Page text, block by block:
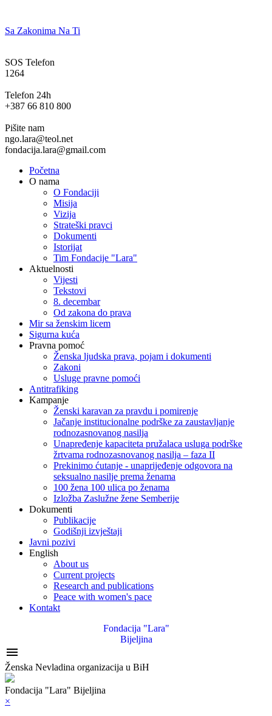
Sa Zakonima Na Ti
SOS Telefon
1264
Telefon 24h
+387 66 810 800
Pišite nam
ngo.lara@teol.net
fondacija.lara@gmail.com
Početna
O nama
O Fondaciji
Misija
Vizija
Strateški pravci
Dokumenti
Istorijat
Tim Fondacije "Lara"
Aktuelnosti
Vijesti
Tekstovi
8. decembar
Od zakona do prava
Mir sa ženskim licem
Sigurna kuća
Pravna pomoć
Ženska ljudska prava, pojam i dokumenti
Zakoni
Usluge pravne pomoći
Antitrafiking
Kampanje
Ženski karavan za pravdu i pomirenje
Jačanje institucionalne podrške za zaustavljanje
rodnozasnovanog nasilja
Unapređenje kapaciteta pružalaca usluga podrške
žrtvama rodnozasnovanog nasilja – faza II
Prekinimo ćutanje - unaprijeđenje odgovora na
seksualno nasilje prema ženama
100 žena 100 ulica po ženama
Izložba Zaslužne žene Semberije
Dokumenti
Publikacije
Godišnji izvještaji
Javni pozivi
English
About us
Current projects
Research and publications
Peace with women's pace
Kontakt
Fondacija "Lara"
Bijeljina

Ženska Nevladina organizacija u BiH
Fondacija "Lara" Bijeljina
×